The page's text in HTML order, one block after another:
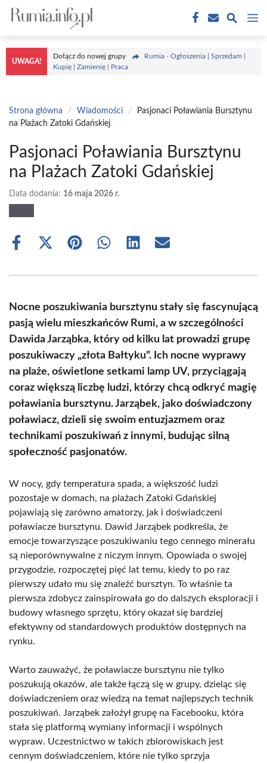
Przejdź
treści
UWAGA!
Dołącz do nowej grupy
Rumia - Ogłoszenia | Sprzedam |
Kupię | Zamienię | Praca
Strona główna / Wiadomości /
Pasjonaci Poławiania Bursztynu
na Plażach Zatoki Gdańskiej
Pasjonaci Poławiania Bursztynu
na Plażach Zatoki Gdańskiej
Data dodania: 16 maja 2026 r.
Share
Share
(Twitter)
Share Share Share Share
Nocne poszukiwania bursztynu stały się fascynującą
pasją wielu mieszkańców Rumi, a w szczególności
Dawida Jarząbka, który od kilku lat prowadzi grupę
poszukiwaczy „złota Bałtyku”. Ich nocne wyprawy
na plaże, oświetlone setkami lamp UV, przyciągają
coraz większą liczbę ludzi, którzy chcą odkryć magię
poławiania bursztynu. Jarząbek, jako doświadczony
poławiacz, dzieli się swoim entuzjazmem oraz
technikami poszukiwań z innymi, budując silną
społeczność pasjonatów.
W nocy, gdy temperatura spada, a większość ludzi
pozostaje w domach, na plażach Zatoki Gdańskiej
pojawiają się zarówno amatorzy, jak i doświadczeni
poławiacze bursztynu. Dawid Jarząbek podkreśla, że
emocje towarzyszące poszukiwaniu tego cennego minerału
są nieporównywalne z niczym innym. Opowiada o swojej
przygodzie, rozpoczętej pięć lat temu, kiedy to po raz
pierwszy udało mu się znaleźć bursztyn. To właśnie ta
pierwsza zdobycz zainspirowała go do dalszych eksploracji i
budowy własnego sprzętu, który okazał się bardziej
efektywny od standardowych produktów dostępnych na
rynku.
Warto zauważyć, że poławiacze bursztynu nie tylko
poszukują okazów, ale także łączą się w grupy, dzieląc się
doświadczeniem oraz wiedzą na temat najlepszych technik
poszukiwań. Jarząbek założył grupę na Facebooku, która
stała się platformą wymiany informacji i wspólnych
wypraw. Uczestnictwo w takich zbiorowiskach jest
cennym doświadczeniem, które nie tylko sprzyja